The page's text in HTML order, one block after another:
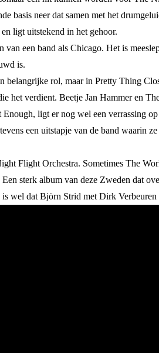
basis neer dat samen met het
ligt uitstekend in het gehoor.
een band als Chicago. Het is
is.
belangrijke rol, maar in Pretty Thing
het verdient. Beetje Jan Hammer en
ligt er nog wel een verrassing
een uitstapje van de band waarin
Flight Orchestra. Sometimes The
sterk album van deze Zweden dat
wel dat Björn Strid met Dirk